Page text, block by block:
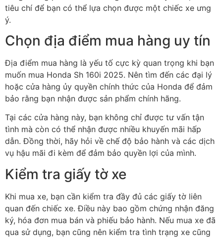
tiêu chí để bạn có thể lựa chọn được một chiếc xe ưng
ý.
Chọn địa điểm mua hàng uy tín
Địa điểm mua hàng là yếu tố cực kỳ quan trọng khi bạn
muốn mua Honda Sh 160i 2025. Nên tìm đến các đại lý
hoặc cửa hàng ủy quyền chính thức của Honda để đảm
bảo rằng bạn nhận được sản phẩm chính hãng.
Tại các cửa hàng này, bạn không chỉ được tư vấn tận
tình mà còn có thể nhận được nhiều khuyến mãi hấp
dẫn. Đồng thời, hãy hỏi về chế độ bảo hành và các dịch
vụ hậu mãi đi kèm để đảm bảo quyền lợi của mình.
Kiểm tra giấy tờ xe
Khi mua xe, bạn cần kiểm tra đầy đủ các giấy tờ liên
quan đến chiếc xe. Điều này bao gồm chứng nhận đăng
ký, hóa đơn mua bán và phiếu bảo hành. Nếu mua xe đã
qua sử dụng, bạn cũng nên kiểm tra tình trạng xe cũng